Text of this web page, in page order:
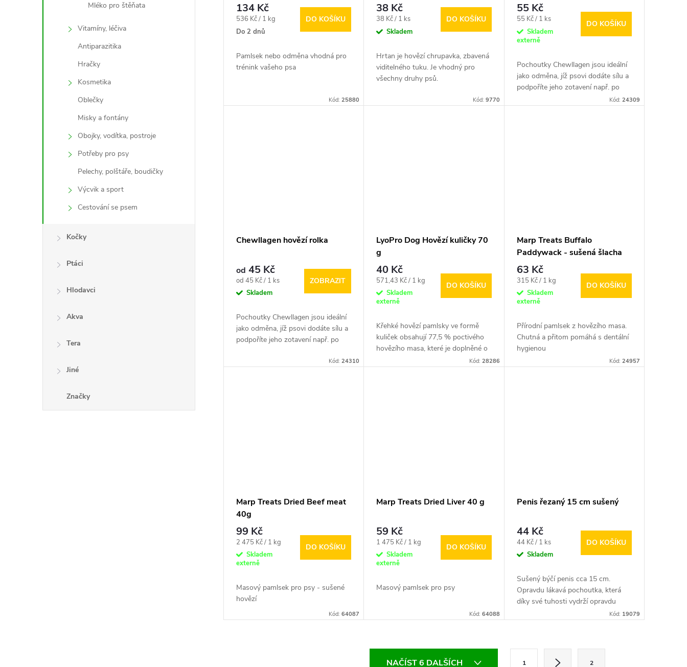
Mléko pro štěňata
Vitamíny, léčiva
Antiparazitika
Hračky
Kosmetika
Oblečky
Misky a fontány
Obojky, vodítka, postroje
Potřeby pro psy
Pelechy, polštáře, boudičky
Výcvik a sport
Cestování se psem
Kočky
Ptáci
Hlodavci
Akva
Tera
Jiné
Značky
134 Kč
Měrná
cena:
536 Kč / 1 kg
Do 2 dnů
DO KOŠÍKU
Pamlsek nebo odměna vhodná pro
trénink vašeho psa
Kód:25880
38 Kč
Měrná
cena:
38 Kč / 1 ks
Skladem
DO KOŠÍKU
Hrtan je hovězí chrupavka, zbavená
viditelného tuku. Je vhodný pro
všechny druhy psů.
Kód: 9770
55 Kč
Měrná
cena:
55 Kč / 1 ks
Skladem
externě
DO KOŠÍKU
Pochoutky Chewllagen jsou ideální
jako odměna, jíž psovi dodáte sílu a
podpoříte jeho zotavení např. po
Kód: 24309
Chewllagen hovězí rolka
od 45 Kč
Měrná
cena:
od 45 Kč / 1 ks
Skladem
ZOBRAZIT
Pochoutky Chewllagen jsou ideální
jako odměna, jíž psovi dodáte sílu a
podpoříte jeho zotavení např. po
Kód:24310
LyoPro Dog Hovězí kuličky 70
g
40 Kč
Měrná
cena:
571,43 Kč / 1 kg
Skladem
externě
DO KOŠÍKU
Křehké hovězí pamlsky ve formě
kuliček obsahují 77,5 % poctivého
hovězího masa, které je doplněné o
Kód: 28286
Marp Treats Buffalo
Paddywack - sušená šlacha
200g
63 Kč
Měrná
cena:
315 Kč / 1 kg
Skladem
externě
DO KOŠÍKU
Přírodní pamlsek z hovězího masa.
Chutná a přitom pomáhá s dentální
hygienou
Kód: 24957
Marp Treats Dried Beef meat
40g
99 Kč
Měrná
cena:
2 475 Kč / 1 kg
Skladem
externě
DO KOŠÍKU
Masový pamlsek pro psy - sušené
hovězí
Kód:64087
Marp Treats Dried Liver 40 g
59 Kč
Měrná
cena:
1 475 Kč / 1 kg
Skladem
externě
DO KOŠÍKU
Masový pamlsek pro psy
Kód: 64088
Penis řezaný 15 cm sušený
44 Kč
Měrná
cena:
44 Kč / 1 ks
Skladem
DO KOŠÍKU
Sušený býčí penis cca 15 cm.
Opravdu lákavá pochoutka, která
díky své tuhosti vydrží opravdu
Kód: 19079
NAČÍST 6 DALŠÍCH 1 2